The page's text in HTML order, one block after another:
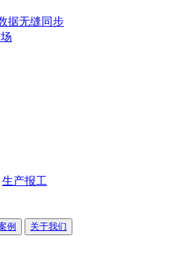
据无缝同步
生产报工
例 关于我们